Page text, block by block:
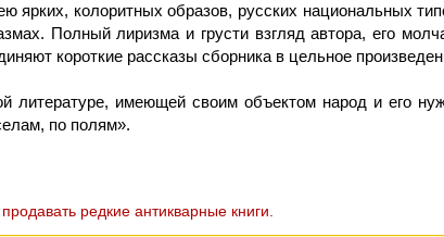
колоритных образов, русских национальных
Полный лиризма и грусти взгляд автора, его
короткие рассказы сборника в цельное
литературе, имеющей своим объектом народ и его
по полям».
редкие антикварные книги.